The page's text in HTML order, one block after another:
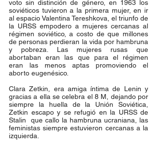
voto sin distinción de género, en 1963 los
soviéticos tuvieron a la primera mujer, en ir
al espacio Valentina Tereshkova, el triunfo de
la URSS empodero a mujeres cercanas al
régimen soviético, a costo de que millones
de personas perdieran la vida por hambruna
y pobreza. Las mujeres rusas que
abortaban eran las que para el régimen
eran las menos aptas promoviendo el
aborto eugenésico.
Clara Zetkin, era amiga íntima de Lenin y
gracias a ella se celebra el 8 M, dejando por
siempre la huella de la Unión Soviética,
Zetkin escapo y se refugió en la URSS de
Stalin  que callo la hambruna ucraniana, las
feministas siempre estuvieron cercanas a la
izquierda.